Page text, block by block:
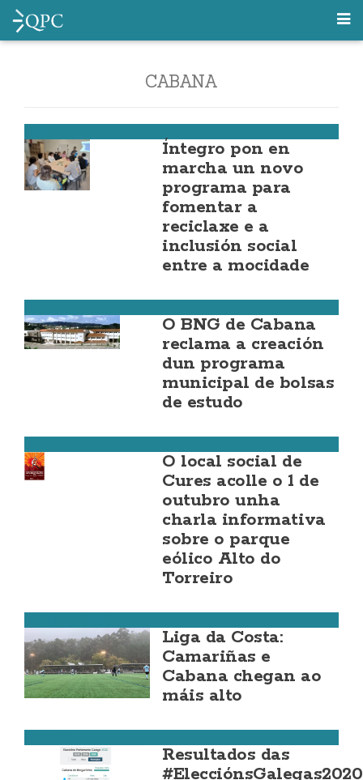
CABANA
Íntegro pon en
marcha un novo
programa para
fomentar a
reciclaxe e a
inclusión social
entre a mocidade
O BNG de Cabana
reclama a creación
dun programa
municipal de bolsas
de estudo
O local social de
Cures acolle o 1 de
outubro unha
charla informativa
sobre o parque
eólico Alto do
Torreiro
Liga da Costa:
Camariñas e
Cabana chegan ao
máis alto
Resultados das
#ElecciónsGalegas2020